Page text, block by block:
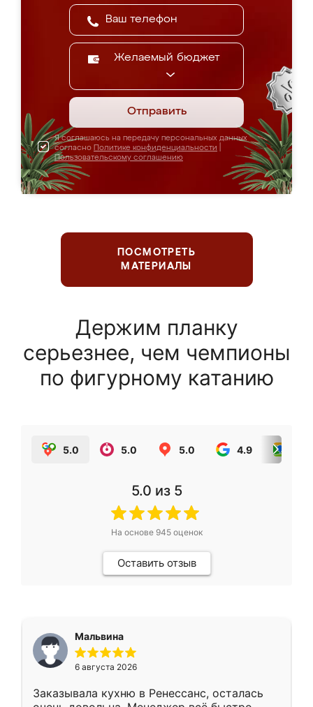
Желаемый бюджет
Отправить
Я соглашаюсь на передачу персональных данных
согласно Политике конфиденциальности
Пользовательскому соглашению
ПОСМОТРЕТЬ
МАТЕРИАЛЫ
Держим планку
серьезнее, чем чемпионы
по фигурному катанию
5.0 5.0 5.0 4.9
5.0 из 5
На основе 945оценок
Оставить отзыв
Мальвина
6 августа 2026
Заказывала кухню в Ренессанс, осталась